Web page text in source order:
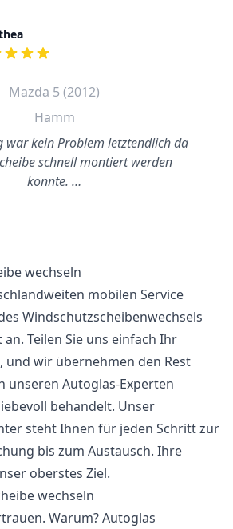
5 stars
Mazda 5 (2012)
Hamm
war kein Problem letztendlich da
schnell montiert werden
konnte. …
wechseln
mobilen Service
Windschutzscheibenwechsels
Teilen Sie uns einfach Ihr
und wir übernehmen den Rest
unseren Autoglas-Experten
behandelt. Unser
steht Ihnen für jeden Schritt zur
bis zum Austausch. Ihre
oberstes Ziel.
Warum? Autoglas